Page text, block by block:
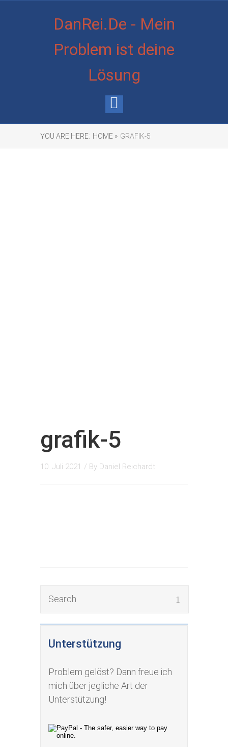
DanRei.De - Mein
Problem ist deine
Lösung
YOU ARE HERE: HOME » GRAFIK-5
Unterstützung
Problem gelöst? Dann freue ich
mich über jegliche Art der
Unterstützung!
grafik-5
10. Juli 2021 / By Daniel Reichardt